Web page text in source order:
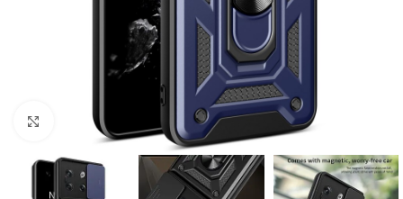
Click to enlarge